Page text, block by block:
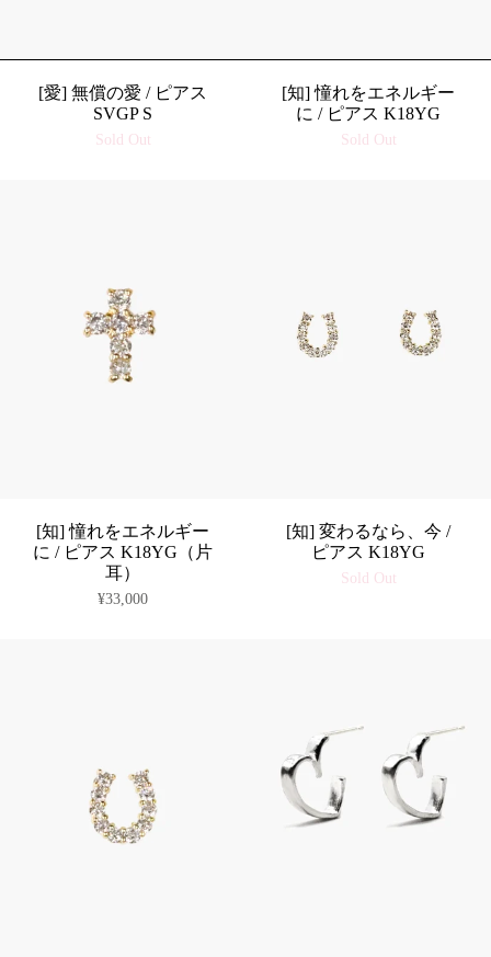
[愛] 無償の愛 / ピアス
SVGP S
Sold Out
[知] 憧れをエネルギー
に / ピアス K18YG
Sold Out
[知] 憧れをエネルギー
に / ピアス K18YG（片
耳）
¥33,000
[知] 変わるなら、今 /
ピアス K18YG
Sold Out